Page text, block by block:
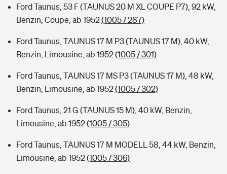
Ford Taunus, 53 F (TAUNUS 20 M XL COUPE P7), 92 kW,
Benzin, Coupe, ab 1952(1005 / 287)
Ford Taunus, TAUNUS 17 M P3 (TAUNUS 17 M), 40 kW,
Benzin, Limousine, ab 1952(1005 / 301)
Ford Taunus, TAUNUS 17 MS P3 (TAUNUS 17 M), 48 kW,
Benzin, Limousine, ab 1952(1005 / 302)
Ford Taunus, 21 G (TAUNUS 15 M), 40 kW, Benzin,
Limousine, ab 1952(1005 / 305)
Ford Taunus, TAUNUS 17 M MODELL 58, 44 kW, Benzin,
Limousine, ab 1952(1005 / 306)